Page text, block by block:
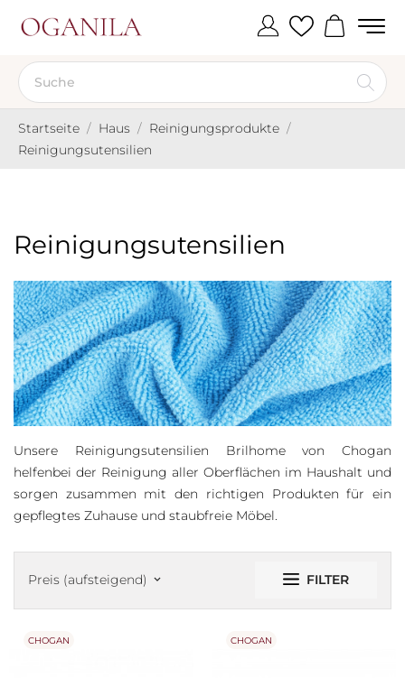
Startseite Haus
Reinigungsprodukte
Reinigungsutensilien
Reinigungsutensilien
Unsere Reinigungsutensilien Brilhome von Chogan
helfenbei der Reinigung aller Oberflächen im Haushalt und
sorgen zusammen mit den richtigen Produkten für ein
gepflegtes Zuhause und staubfreie Möbel.
Preis (aufsteigend) keyboard_arrow_down FILTER
CHOGAN CHOGAN